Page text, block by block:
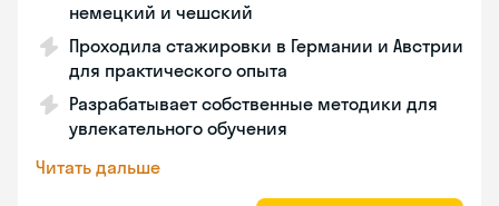
немецкий и чешский
Проходила стажировки в Германии и Австрии
для практического опыта
Разрабатывает собственные методики для
увлекательного обучения
Читать дальше